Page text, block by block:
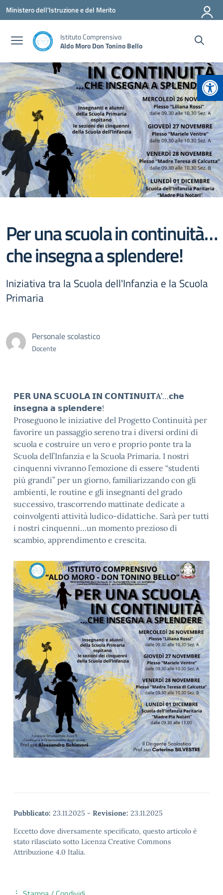
Vai ai contenuti
Vai al menu di navigazione
Vai al footer
Ministero dell'Istruzione e del Merito
Istituto Comprensivo
Aldo Moro Don Tonino Bello
Per una scuola in continuità…
che insegna a splendere!
Iniziativa tra la Scuola dell'Infanzia e la Scuola
Primaria
Personale scolastico
Docente
𝗣𝗘𝗥 𝗨𝗡𝗔 𝗦𝗖𝗨𝗢𝗟𝗔 𝗜𝗡 𝗖𝗢𝗡𝗧𝗜𝗡𝗨𝗜𝗧A’…𝗰𝗵𝗲
𝗶𝗻𝘀𝗲𝗴𝗻𝗮 𝗮 𝘀𝗽𝗹𝗲𝗻𝗱𝗲𝗿𝗲!
​Proseguono le iniziative del Progetto Continuità per
favorire un passaggio sereno tra i diversi ordini di
scuola e costruire un vero e proprio ponte tra la
Scuola dell’Infanzia e la Scuola Primaria. I nostri
cinquenni vivranno l’emozione di essere “studenti
più grandi” per un giorno, familiarizzando con gli
ambienti, le routine e gli insegnanti del grado
successivo, trascorrendo mattinate dedicate a
coinvolgenti attività ludico-didattiche. Sarà per tutti
i nostri cinquenni…un momento prezioso di
scambio, apprendimento e crescita.
Pubblicato: 23.11.2025 - Revisione: 23.11.2025
Eccetto dove diversamente specificato, questo articolo è
stato rilasciato sotto Licenza Creative Commons
Attribuzione 4.0 Italia.